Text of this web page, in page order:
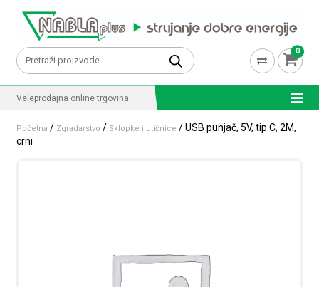
Pretraži: 0
Veleprodajna online trgovina
Početna / Zgradarstvo / Sklopke i utičnice / USB punjač, 5V, tip C, 2M,
crni